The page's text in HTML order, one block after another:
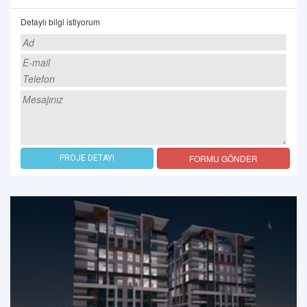
Detaylı bilgi istiyorum
PROJE DETAYI FORMU GÖNDER